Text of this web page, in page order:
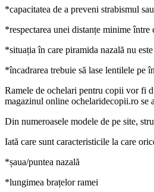
*capacitatea de a preveni strabismul
*respectarea unei distanțe minime
*situația în care piramida nazală nu
*încadrarea trebuie să lase lentilele pe
Ramele de ochelari pentru copii vor fi
magazinul online ochelaridecopii.ro se
Din numeroasele modele de pe site,
Iată care sunt caracteristicile la care
*șaua/puntea nazală
*lungimea brațelor ramei